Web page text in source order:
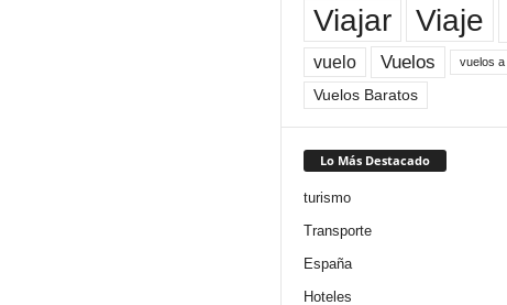
Viajar Viaje
vuelo Vuelos vuelos a
Vuelos Baratos
Lo Más Destacado
turismo
Transporte
España
Hoteles